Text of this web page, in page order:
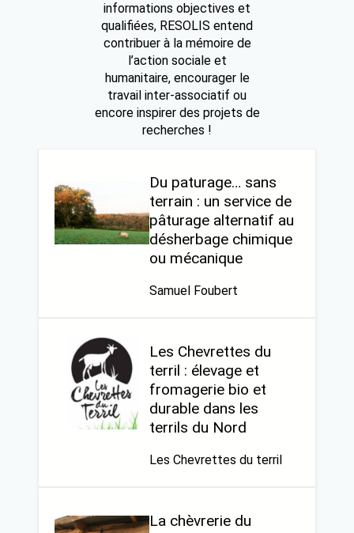
informations objectives et
qualifiées, RESOLIS entend
contribuer à la mémoire de
l’action sociale et
humanitaire, encourager le
travail inter-associatif ou
encore inspirer des projets de
recherches !
Du paturage… sans
terrain : un service de
pâturage alternatif au
désherbage chimique
ou mécanique
Samuel Foubert
Les Chevrettes du
terril : élevage et
fromagerie bio et
durable dans les
terrils du Nord
Les Chevrettes du terril
La chèvrerie du